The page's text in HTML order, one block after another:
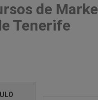
de
Tenerife